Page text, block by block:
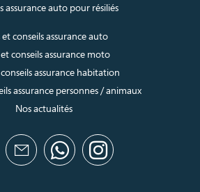
assurance auto pour résiliés
conseils assurance auto
conseils assurance moto
assurance habitation
assurance personnes / animaux
Nos actualités